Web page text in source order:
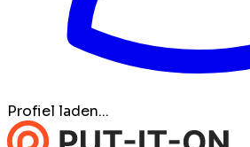
Profiel laden...